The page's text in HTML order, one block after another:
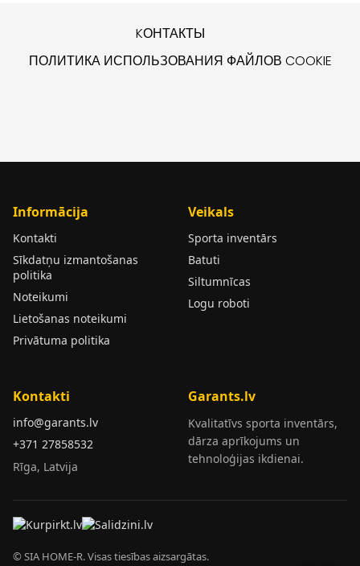
KОНТАКТЫ
ПОЛИТИКА ИСПОЛЬЗОВАНИЯ ФАЙЛОВ COOKIE
Informācija
Kontakti
Sīkdatņu izmantošanas
politika
Noteikumi
Lietošanas noteikumi
Privātuma politika
Veikals
Sporta inventārs
Batuti
Siltumnīcas
Logu roboti
Kontakti
info@garants.lv
+371 27858532
Rīga, Latvija
Garants.lv
Kvalitatīvs sporta inventārs,
dārza aprīkojums un
tehnoloģijas ikdienai.
© SIA HOME-R. Visas tiesības aizsargātas.